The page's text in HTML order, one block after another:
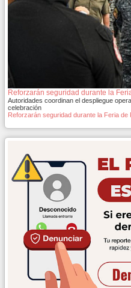
Reforzarán seguridad durante la
Autoridades coordinan el despliegue
celebración
Reforzarán seguridad durante la Feria de